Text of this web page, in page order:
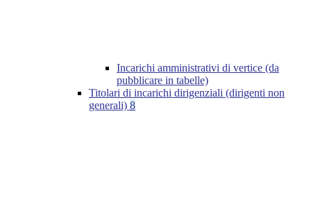
Incarichi amministrativi di vertice (da
pubblicare in tabelle)
Titolari di incarichi dirigenziali (dirigenti non
generali) 8